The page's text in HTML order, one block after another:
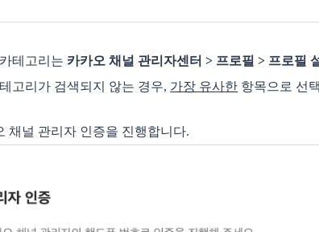
테고리는 카카오 채널 관리자센터 > 프로필 > 프로필
고리가 검색되지 않는 경우, 가장 유사한 항목으로 선
채널 관리자 인증을 진행합니다.